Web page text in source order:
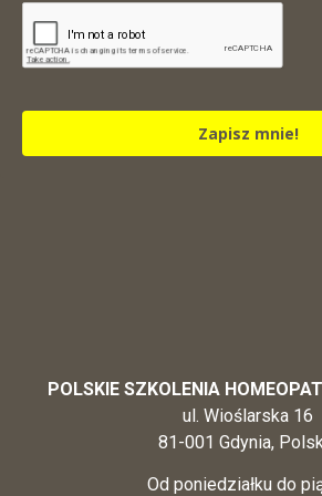
Zapisz mnie!
POLSKIE SZKOLENIA
ul. Wioślarska 16
81-001 Gdynia,
Od poniedziałku do